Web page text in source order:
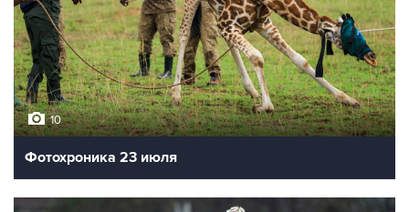
10
Фотохроника 23 июля